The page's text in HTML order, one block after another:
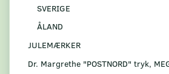
SVERIGE
ÅLAND
JULEMÆRKER
Dr. Margrethe "POSTNORD" tryk,